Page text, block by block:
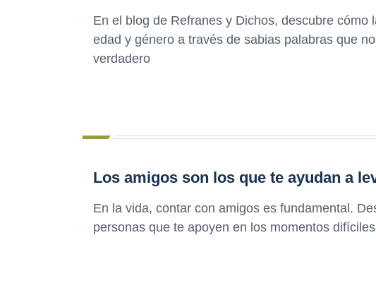
En el blog de Refranes y Dichos, descubre cómo
edad y género a través de sabias palabras que
verdadero
Los amigos son los que te ayudan a
En la vida, contar con amigos es fundamental.
personas que te apoyen en los momentos